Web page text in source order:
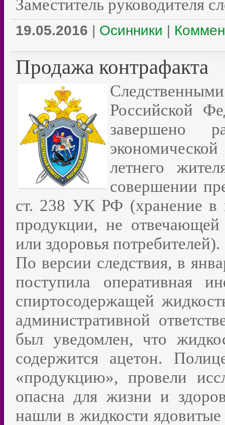
Заместитель руководителя
19.05.2016 | Осинники |
Продажа контрафакта
Российской
завершено
летнего
совершении
ст. 238 УК РФ (хранение в
продукции, не отвечающей
или здоровья
По версии следствия, в
поступила оперативная
спиртосодержащей
административной
был уведомлен, что
содержится ацетон.
«продукцию», провели
опасна для жизни и
нашли в жидкости